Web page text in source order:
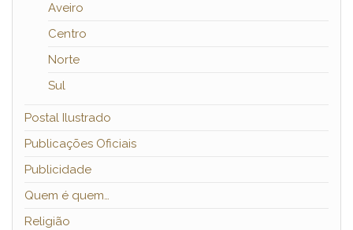
Aveiro
Centro
Norte
Sul
Postal Ilustrado
Publicações Oficiais
Publicidade
Quem é quem…
Religião